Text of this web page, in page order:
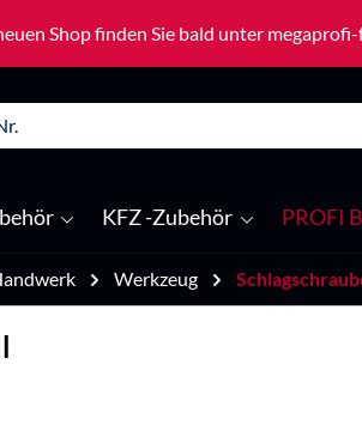
Shop finden Sie bald unter
KFZ -Zubehör PROFI
Werkzeug